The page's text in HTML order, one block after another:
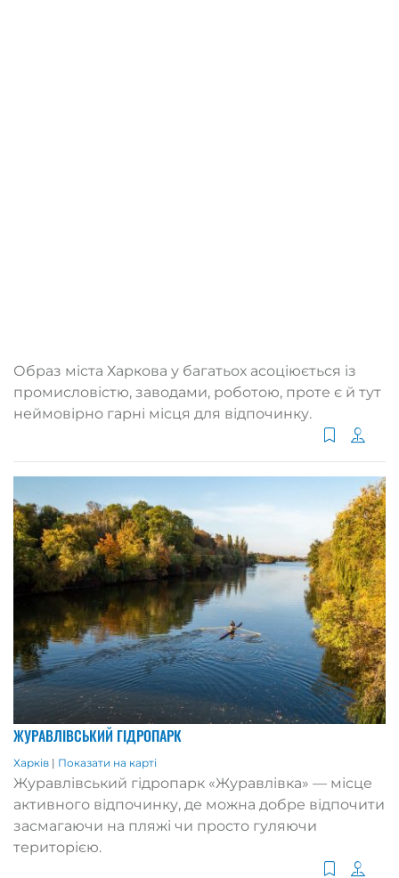
Образ міста Харкова у багатьох асоціюється із
промисловістю, заводами, роботою, проте є й тут
неймовірно гарні місця для відпочинку.
ЖУРАВЛІВСЬКИЙ ГІДРОПАРК
Харків | Показати на карті
Журавлівський гідропарк «Журавлівка» — місце
активного відпочинку, де можна добре відпочити
засмагаючи на пляжі чи просто гуляючи
територією.